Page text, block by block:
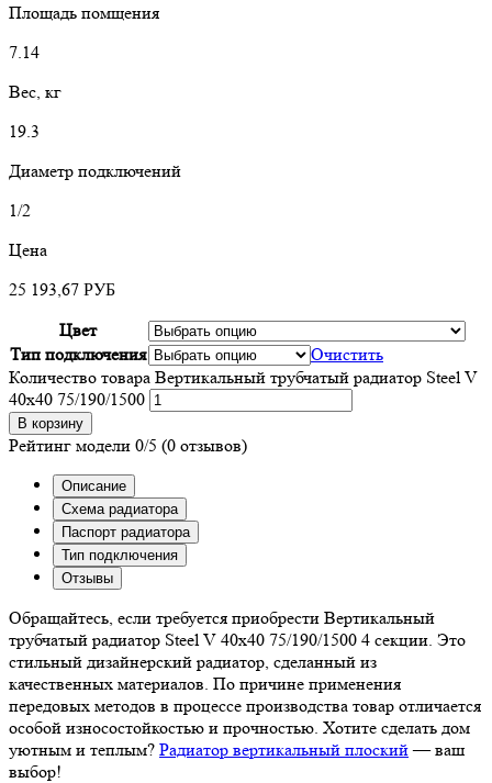
Площадь помщения
7.14
Вес, кг
19.3
Диаметр подключений
1/2
Цена
25 193,67 РУБ
Цвет
Тип подключения
Очистить
Количество товара Вертикальный трубчатый радиатор Steel V
40х40 75/190/1500
В корзину
Рейтинг модели 0/5 (0 отзывов)
Описание
Схема радиатора
Паспорт радиатора
Тип подключения
Отзывы
Обращайтесь, если требуется приобрести Вертикальный
трубчатый радиатор Steel V 40х40 75/190/1500 4 секции. Это
стильный дизайнерский радиатор, сделанный из
качественных материалов. По причине применения
передовых методов в процессе производства товар отличается
особой износостойкостью и прочностью. Хотите сделать дом
уютным и теплым? Радиатор вертикальный плоский— ваш
выбор!